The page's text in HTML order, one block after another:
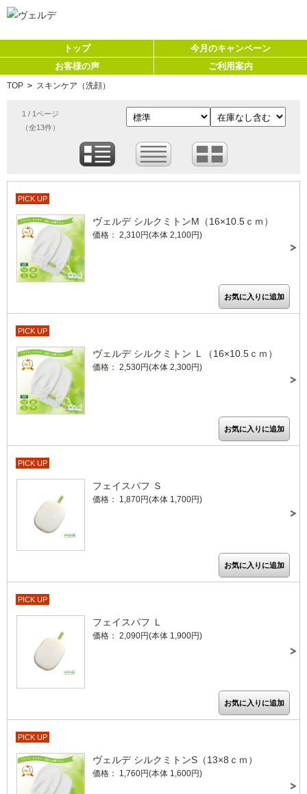
トップ
今月のキャンペーン
お客様の声
ご利用案内
TOP > スキンケア（洗顔）
1 / 1ページ
（全13件）
PICK UP
ヴェルデ シルクミトンM（16×10.5ｃｍ）
価格： 2,310円(本体 2,100円)
PICK UP
ヴェルデ シルクミトン Ｌ（16×10.5ｃｍ）
価格： 2,530円(本体 2,300円)
PICK UP
フェイスパフ Ｓ
価格： 1,870円(本体 1,700円)
PICK UP
フェイスパフ Ｌ
価格： 2,090円(本体 1,900円)
PICK UP
ヴェルデ シルクミトンS（13×8ｃｍ）
価格： 1,760円(本体 1,600円)